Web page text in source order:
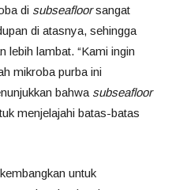
di subseafloorsangat
di atasnya, sehingga
lebih lambat. “Kami ingin
mikroba purba ini
bahwa subseafloor
menjelajahi batas-batas
untuk